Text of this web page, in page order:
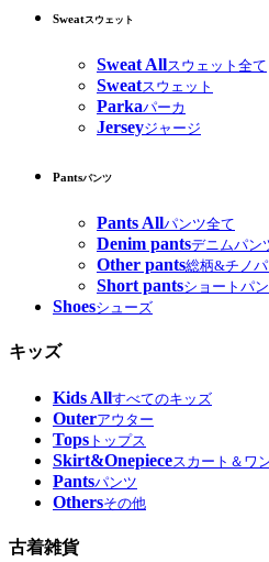
Sweatスウェット
Sweat Allスウェット全て
Sweatスウェット
Parkaパーカ
Jerseyジャージ
Pantsパンツ
Pants Allパンツ全て
Denim pantsデニムパン
Other pants総柄&チノ
Short pantsショートパ
Shoesシューズ
キッズ
Kids Allすべてのキッズ
Outerアウター
Tops トップス
Skirt&Onepieceスカート＆ワ
Pantsパンツ
Othersその他
古着雑貨